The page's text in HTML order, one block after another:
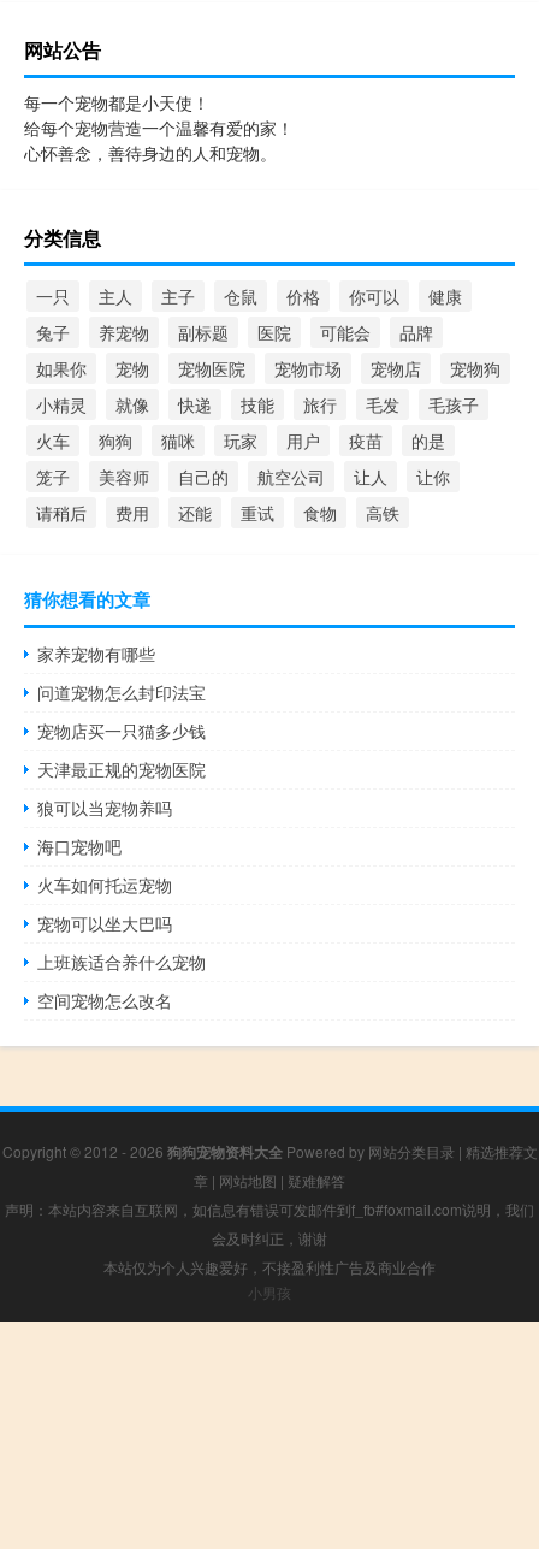
网站公告
每一个宠物都是小天使！
给每个宠物营造一个温馨有爱的家！
心怀善念，善待身边的人和宠物。
分类信息
一只 主人 主子 仓鼠 价格 你可以
健康
兔子
养宠物 副标题 医院 可能会
品牌
如果你
宠物 宠物医院 宠物市场 宠物店
宠物狗
小精灵
就像 快递 技能 旅行 毛发
毛孩子
火车
狗狗 猫咪 玩家 用户 疫苗
的是
笼子
美容师 自己的 航空公司 让人
让你
请稍后
费用 还能 重试 食物 高铁
猜你想看的文章
家养宠物有哪些
问道宠物怎么封印法宝
宠物店买一只猫多少钱
天津最正规的宠物医院
狼可以当宠物养吗
海口宠物吧
火车如何托运宠物
宠物可以坐大巴吗
上班族适合养什么宠物
空间宠物怎么改名
Copyright © 2012 - 2026 狗狗宠物资料大全Powered by 网站分类目录 | 精选推荐文
章 | 网站地图 | 疑难解答
声明：本站内容来自互联网，如信息有错误可发邮件到f_fb#foxmail.com说明，我们
会及时纠正，谢谢
本站仅为个人兴趣爱好，不接盈利性广告及商业合作
小男孩